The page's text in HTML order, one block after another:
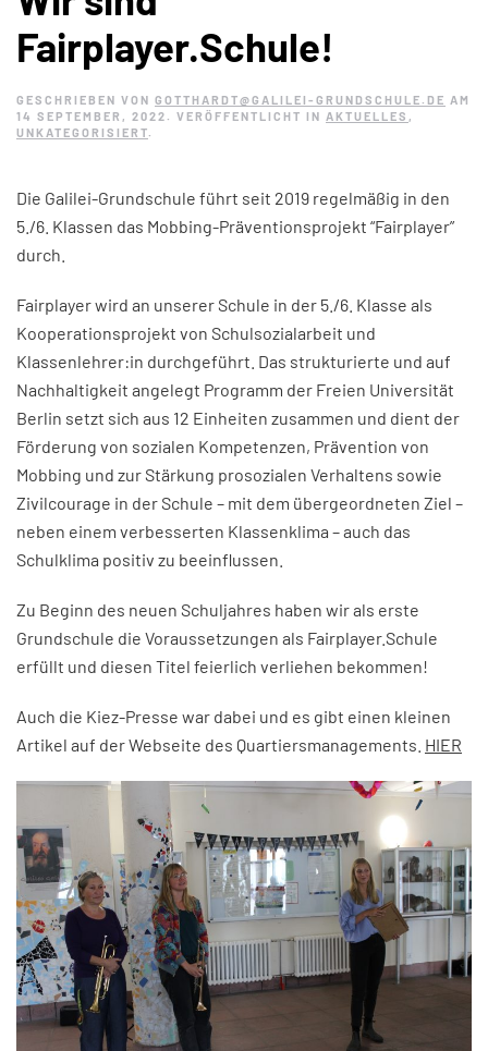
Fairplayer.Schule!
GESCHRIEBEN VON GOTTHARDT@GALILEI-GRUNDSCHULE.DE AM
14 SEPTEMBER, 2022 . VERÖFFENTLICHT IN AKTUELLES ,
UNKATEGORISIERT.
Die Galilei-Grundschule führt seit 2019 regelmäßig in den
5./6. Klassen das Mobbing-Präventionsprojekt “Fairplayer”
durch.
Fairplayer wird an unserer Schule in der 5./6. Klasse als
Kooperationsprojekt von Schulsozialarbeit und
Klassenlehrer:in durchgeführt. Das strukturierte und auf
Nachhaltigkeit angelegt Programm der Freien Universität
Berlin setzt sich aus 12 Einheiten zusammen und dient der
Förderung von sozialen Kompetenzen, Prävention von
Mobbing und zur Stärkung prosozialen Verhaltens sowie
Zivilcourage in der Schule – mit dem übergeordneten Ziel –
neben einem verbesserten Klassenklima – auch das
Schulklima positiv zu beeinflussen.
Zu Beginn des neuen Schuljahres haben wir als erste
Grundschule die Voraussetzungen als Fairplayer.Schule
erfüllt und diesen Titel feierlich verliehen bekommen!
Auch die Kiez-Presse war dabei und es gibt einen kleinen
Artikel auf der Webseite des Quartiersmanagements. HIER